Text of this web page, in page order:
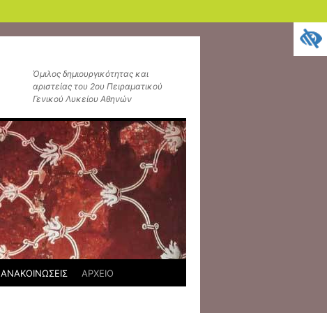
Όμιλος δημιουργικότητας και
αριστείας του 2ου Πειραματικού
Γενικού Λυκείου Αθηνών
ΑΝΑΚΟΙΝΩΣΕΙΣ ΑΡΧΕΙΟ